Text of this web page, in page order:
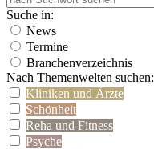
Suche in:
News
Termine
Branchenverzeichnis
Nach Themenwelten suchen:
Kliniken und Ärzte
Schönheit
Reha und Fitness
Psyche